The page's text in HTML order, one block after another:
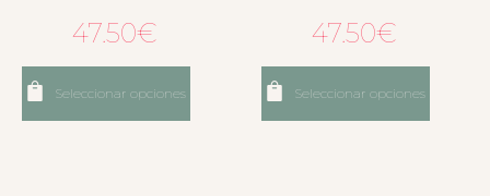
47.50€
Seleccionar opciones
47.50€
Seleccionar opciones